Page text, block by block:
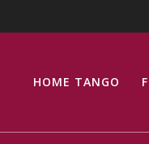
HOME TANGO